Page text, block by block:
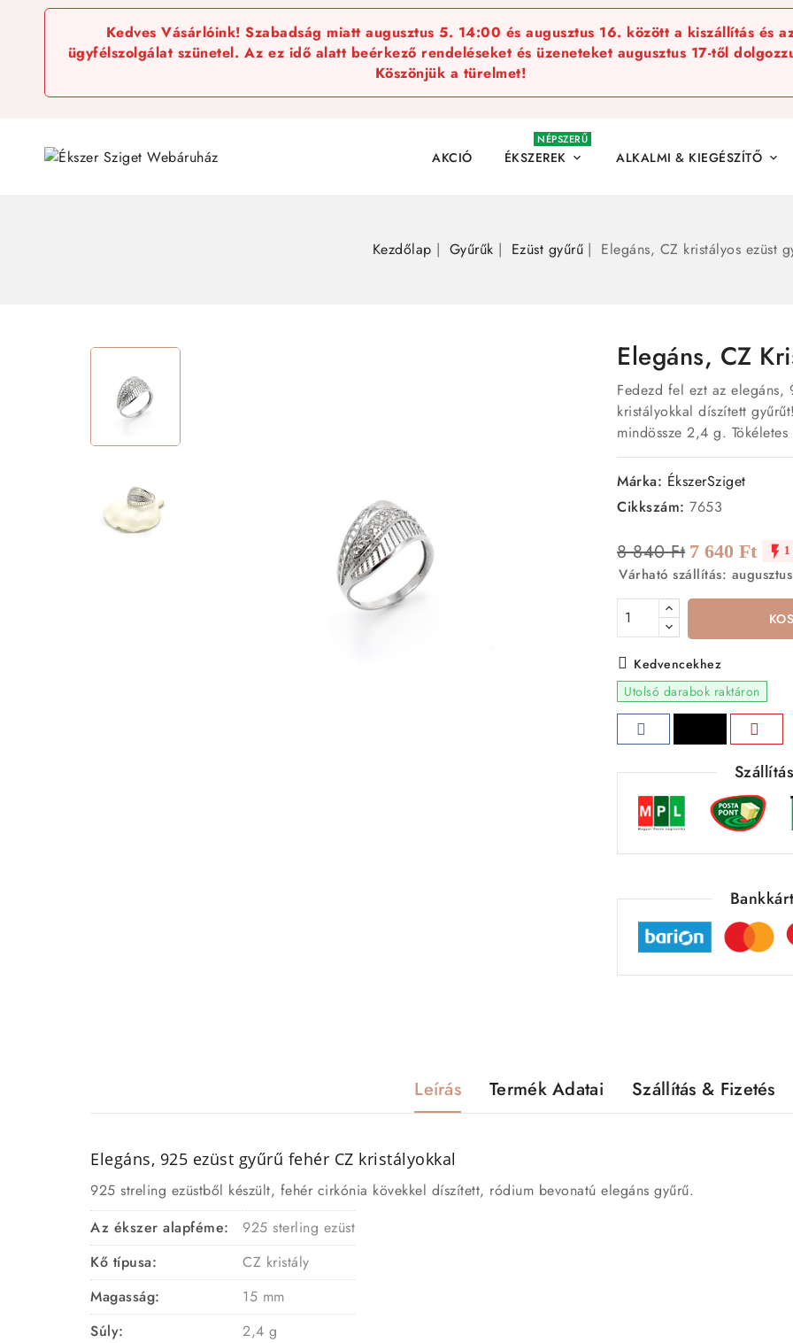
Kedves Vásárlóink! Szabadság miatt augusztus 5. 14:00 és augusztus 16. között a kiszállítás és
ügyfélszolgálat szünetel. Az ez idő alatt beérkező rendeléseket és üzeneteket augusztus 17-től
Köszönjük a türelmet!
AKCIÓ ÉKSZEREK 
NÉPSZERŰ
ALKALMI & KIEGÉSZÍTŐ 
Kezdőlap Gyűrűk Ezüst gyűrű Elegáns, CZ kristályos ezüst
Elegáns, CZ
Fedezd fel ezt az
kristályokkal díszített
mindössze 2,4 g.
Márka: ÉkszerSziget
Cikkszám: 7653
8 840 Ft 7 640 Ft 
Várható szállítás:
Kedvencekhez
Utolsó darabok raktáron
Leírás Termék Adatai Szállítás & Fizetés
Elegáns, 925 ezüst gyűrű fehér CZ kristályokkal
925 streling ezüstből készült, fehér cirkónia kövekkel díszített, ródium bevonatú elegáns gyűrű.
Az ékszer alapféme:
925 sterling ezüst
Kő típusa:
CZ kristály
Magasság:
15 mm
Súly:
2,4 g